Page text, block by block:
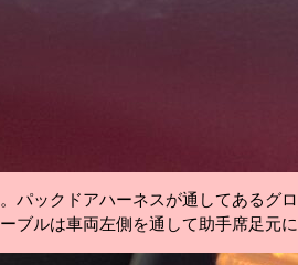
パックドアハーネスが通してあるグ
ブルは車両左側を通して助手席足元に